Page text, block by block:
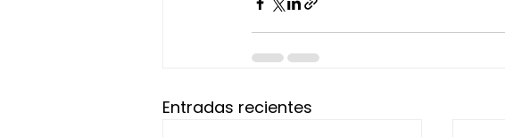
Entradas recientes